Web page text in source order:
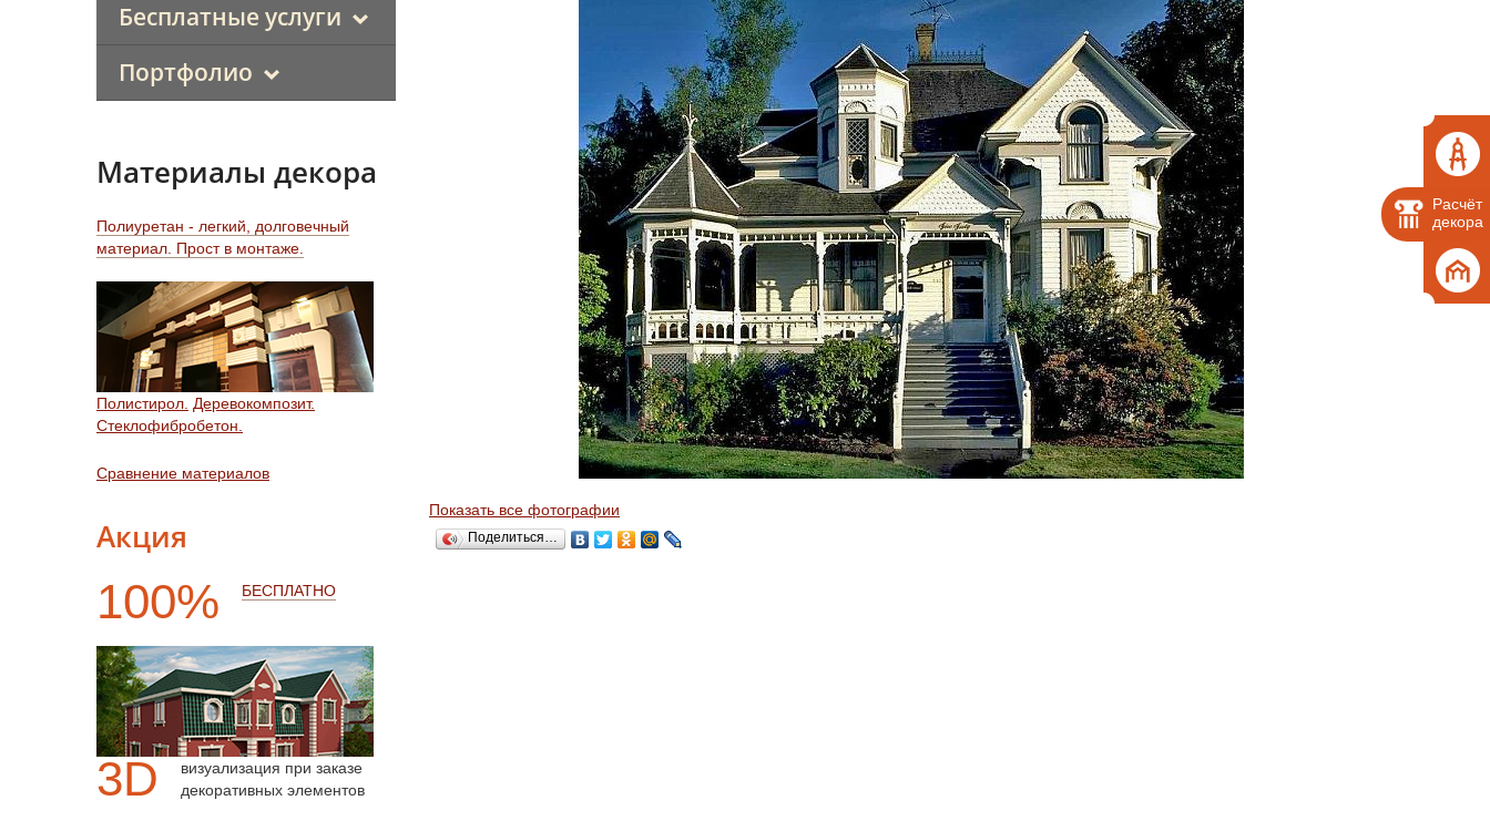
Расчёт
декора
Бесплатные услуги
Портфолио
Материалы декора
Полиуретан - легкий, долговечный
материал. Прост в монтаже.
Полистирол. Деревокомпозит.
Стеклофибробетон.
Сравнение материалов
Акция
100% БЕСПЛАТНО
3D
визуализация при заказе
декоративных элементов
Показать все фотографии
Поделиться…